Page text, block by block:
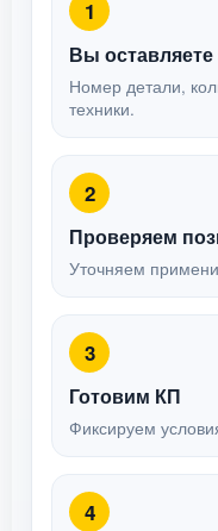
1
Вы оставляете
Номер детали,
техники.
2
Проверяем
Уточняем
3
Готовим КП
Фиксируем
4